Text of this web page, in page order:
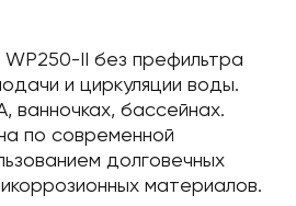
II без префильтра
и циркуляции воды.
ванночках, бассейнах.
​​по современной
долговечных
материалов.